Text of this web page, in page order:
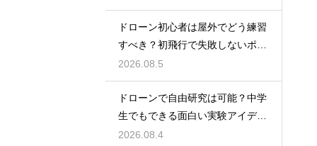
ドローン初心者は屋外でどう練習
すべき？初飛行で失敗しないポイ
ント
2026.08.5
ドローンで自由研究は可能？中学
生でもできる面白い実験アイデア
を紹介
2026.08.4